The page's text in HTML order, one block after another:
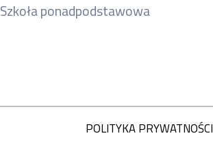
Szkoła ponadpodstawowa
POLITYKA PRYWATNOŚCI